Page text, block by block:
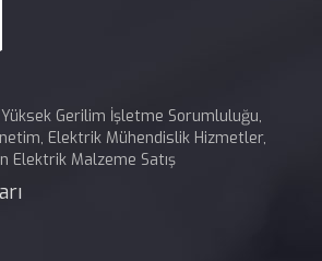
Gerilim İşletme Sorumluluğu,
Elektrik Mühendislik Hizmetler,
Elektrik Malzeme Satış